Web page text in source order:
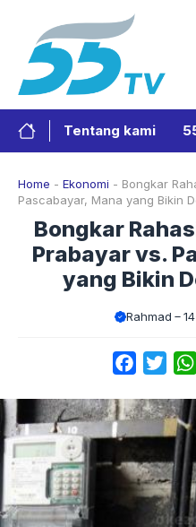
Tentang kami
Home - Ekonomi - Bongkar
Pascabayar, Mana yang Bikin
Bongkar
Prabayar vs.
yang Bikin
Rahmad
Facebook